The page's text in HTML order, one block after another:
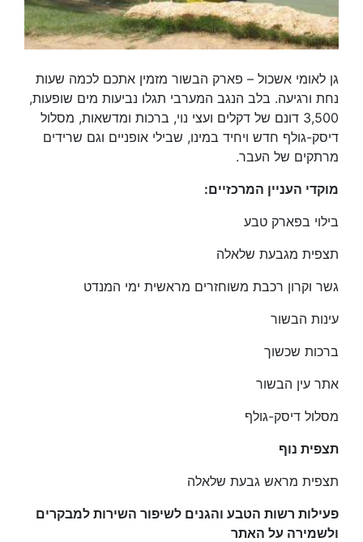
גן לאומי אשכול – פארק הבשור מזמין אתכם לכמה שעות
נחת ורגיעה. בלב הנגב המערבי תגלו נביעות מים שופעות,
3,500 דונם של דקלים ועצי נוי, ברכות ומדשאות, מסלול
דיסק-גולף חדש ויחיד במינו, שבילי אופניים וגם שרידים
מרתקים של העבר.
מוקדי העניין המרכזיים:
בילוי בפארק טבע
תצפית מגבעת שלאלה
גשר וקרון רכבת משוחזרים מראשית ימי המנדט
עינות הבשור
ברכות שכשוך
אתר עין הבשור
מסלול דיסק-גולף
תצפית נוף
תצפית מראש גבעת שלאלה
פעילות רשות הטבע והגנים לשיפור השירות למבקרים
ולשמירה על האתר